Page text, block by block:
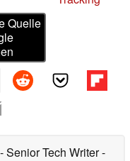
Quelle
- Senior Tech Writer-